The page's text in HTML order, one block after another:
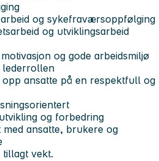
og sykefraværsoppfølging
og utviklingsarbeid
og gode arbeidsmiljø
lederrollen
ansatte på en respektfull og
og forbedring
med ansatte, brukere og
vekt.